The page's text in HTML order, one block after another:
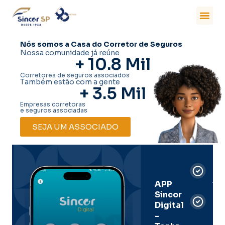
Nós somos a Casa do Corretor de Seguros
Nossa comunidade já reúne
+ 10.8 Mil
Corretores de seguros associados
Também estão com a gente
+ 3.5 Mil
Empresas corretoras
e seguros associadas
SEJA UM ASSOCIADO
APP
Sincor
Digital
-